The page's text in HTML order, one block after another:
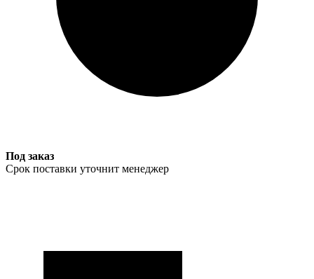
Под заказ
Срок поставки уточнит менеджер